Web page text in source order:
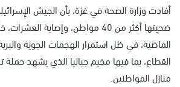
الماضية، في ظل استمرار الهجمات الجوية
القطاع، بما فيها مخيم جباليا الذي يشهد
منازل المواطنين.